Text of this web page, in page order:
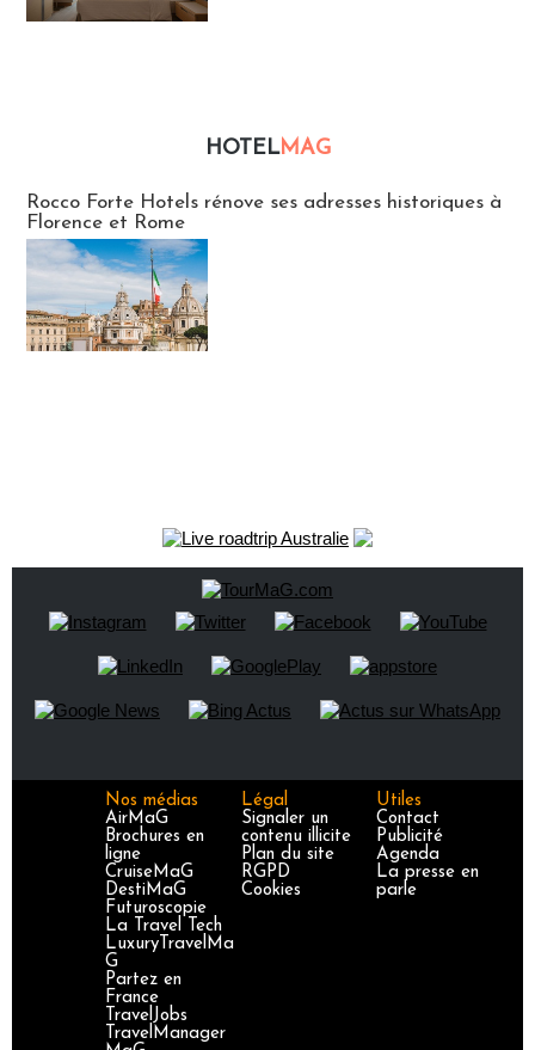
HOTELMAG
Rocco Forte Hotels rénove ses adresses historiques à
Florence et Rome
Nos médias
AirMaG
Brochures en
ligne
CruiseMaG
DestiMaG
Futuroscopie
La Travel Tech
LuxuryTravelMa
G
Partez en
France
TravelJobs
TravelManager
Légal
Signaler un
contenu illicite
Plan du site
RGPD
Cookies
Utiles
Contact
Publicité
Agenda
La presse en
parle